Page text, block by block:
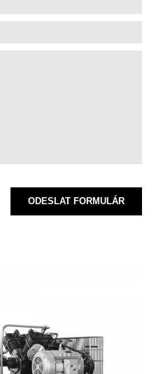
ODESLAT FORMULÁR